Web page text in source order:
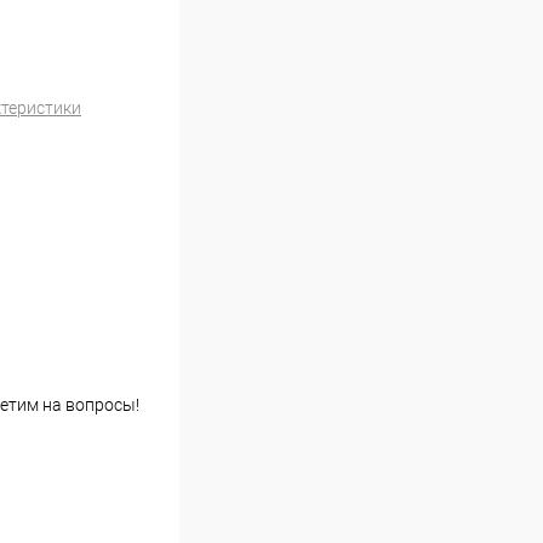
на вопросы!